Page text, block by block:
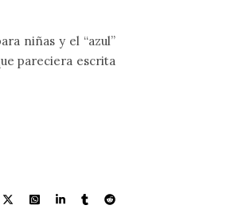
niñas y el “azul”
pareciera escrita